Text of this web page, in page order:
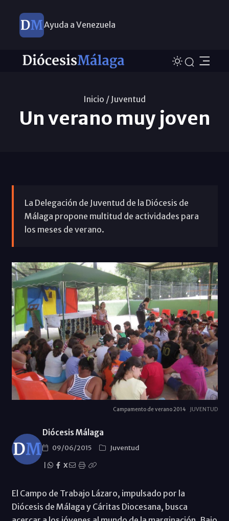
Ayuda a Venezuela
Inicio / Juventud
Un verano muy joven
La Delegación de Juventud de la Diócesis de
Málaga propone multitud de actividades para
los meses de verano.
Campamento de verano 2014 JUVENTUD
Diócesis Málaga
09/06/2015
Juventud
X
El Campo de Trabajo Lázaro, impulsado por la
Diócesis de Málaga y Cáritas Diocesana, busca